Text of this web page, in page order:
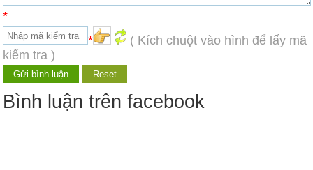
*
*
( Kích chuột vào hình để lấy mã
kiểm tra )
Bình luận trên facebook